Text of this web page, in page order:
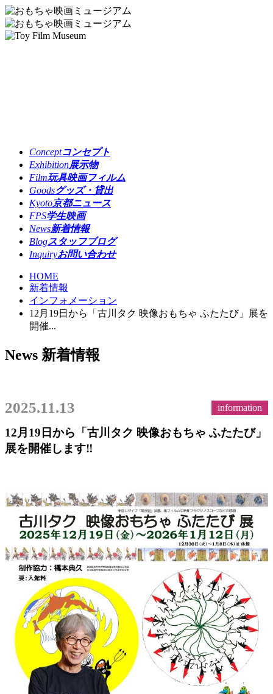
Conceptコンセプト
Exhibition展示物
Film玩具映画フィルム
Goodsグッズ・貸出
Kyoto京都ニュース
FPS学生映画
News新着情報
Blogスタッフブログ
Inquiryお問い合わせ
HOME
新着情報
インフォメーション
12月19日から「古川タク 映像おもちゃ ふたたび」展を
開催...
News 新着情報
2025.11.13 information
12月19日から「古川タク 映像おもちゃ ふたたび」
展を開催します‼